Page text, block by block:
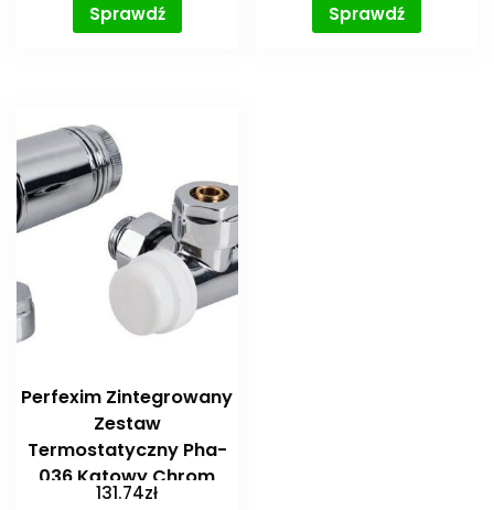
Sprawdź
Sprawdź
Perfexim Zintegrowany
Zestaw
Termostatyczny Pha-
036 Kątowy Chrom
(20-036-0000-000)
131.74zł